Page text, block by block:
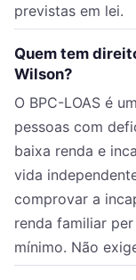
previstas em lei.
Quem tem
Wilson?
O BPC-LOAS é
pessoas com
baixa renda e
vida
comprovar a
renda familiar
mínimo. Não